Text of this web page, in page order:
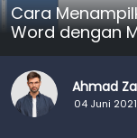
Cara
Word dengan
Ahmad
04 Juni